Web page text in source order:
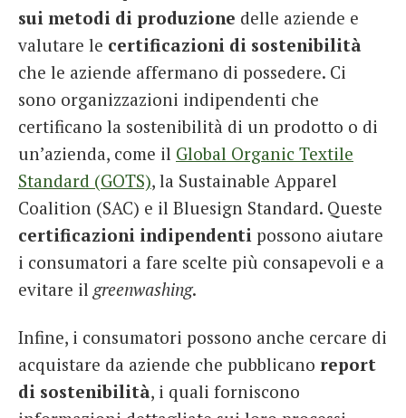
sui metodi di produzione delle aziende e
valutare le certificazioni di sostenibilità
che le aziende affermano di possedere. Ci
sono organizzazioni indipendenti che
certificano la sostenibilità di un prodotto o di
un’azienda, come il Global Organic Textile
Standard (GOTS), la Sustainable Apparel
Coalition (SAC) e il Bluesign Standard. Queste
certificazioni indipendenti possono aiutare
i consumatori a fare scelte più consapevoli e a
evitare il greenwashing.
Infine, i consumatori possono anche cercare di
acquistare da aziende che pubblicano report
di sostenibilità, i quali forniscono